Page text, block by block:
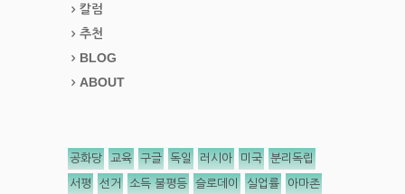
칼럼
추천
BLOG
ABOUT
공화당 교육 구글 독일 러시아 미국 분리독립
서평 선거 소득 불평등 슬로데이 실업률 아마존